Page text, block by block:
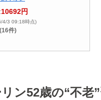
10692円
4/3 09:18時点)
件)
ン52歳の“不老